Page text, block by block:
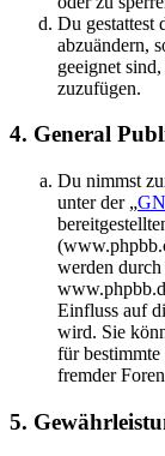
Du gestattest
abzuändern,
geeignet
zuzufügen.
4. General
Du nimmst
unter der „
werden
Einfluss auf
wird. Sie
für
fremder
5.